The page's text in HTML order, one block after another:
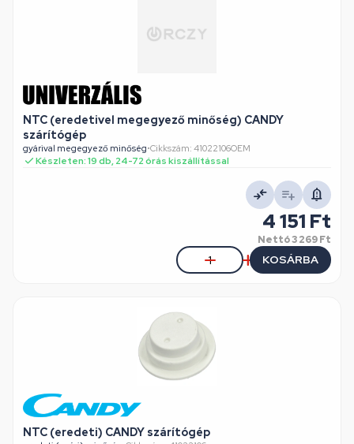
NTC (eredetivel megegyező minőség) CANDY
szárítógép
gyárival megegyező minőség•Cikkszám: 41022106OEM
Készleten: 19 db, 24-72 órás kiszállítással
4 151 Ft
Nettó3 269 Ft
KOSÁRBA
NTC (eredeti) CANDY szárítógép